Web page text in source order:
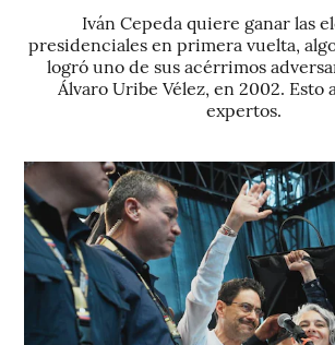
Iván Cepeda quiere ganar las
presidenciales en primera vuelta,
logró uno de sus acérrimos
Álvaro Uribe Vélez, en 2002. Esto
expertos.